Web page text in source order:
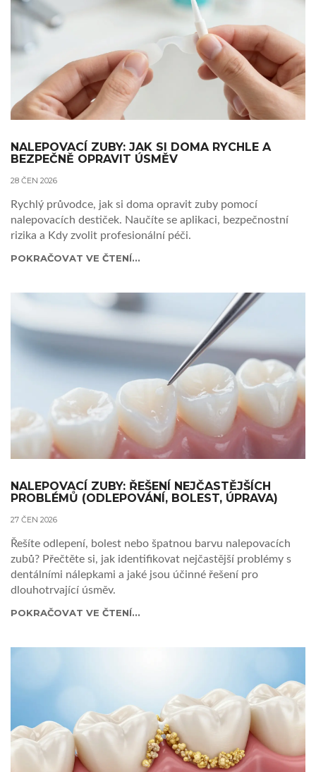
NALEPOVACÍ ZUBY: JAK SI DOMA RYCHLE A
BEZPEČNĚ OPRAVIT ÚSMĚV
28 ČEN 2026
Rychlý průvodce, jak si doma opravit zuby pomocí
nalepovacích destiček. Naučíte se aplikaci, bezpečnostní
rizika a Kdy zvolit profesionální péči.
POKRAČOVAT VE ČTENÍ...
NALEPOVACÍ ZUBY: ŘEŠENÍ NEJČASTĚJŠÍCH
PROBLÉMŮ (ODLEPOVÁNÍ, BOLEST, ÚPRAVA)
27 ČEN 2026
Řešíte odlepení, bolest nebo špatnou barvu nalepovacích
zubů? Přečtěte si, jak identifikovat nejčastější problémy s
dentálními nálepkami a jaké jsou účinné řešení pro
dlouhotrvající úsměv.
POKRAČOVAT VE ČTENÍ...